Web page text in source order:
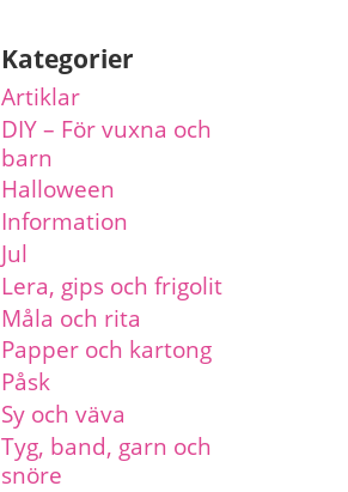
Kategorier
Artiklar
DIY – För vuxna och
barn
Halloween
Information
Jul
Lera, gips och frigolit
Måla och rita
Papper och kartong
Påsk
Sy och väva
Tyg, band, garn och
snöre